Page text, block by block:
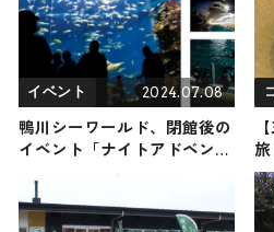
イベント 2024.07.08
鴨川シーワールド、閉館後の
イベント「ナイトアドベンチ
を観察
け